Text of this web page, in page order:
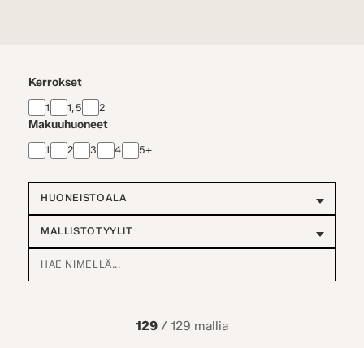
Kerrokset
1 1,5 2
Makuuhuoneet
1 2 3 4 5+
129 / 129 mallia